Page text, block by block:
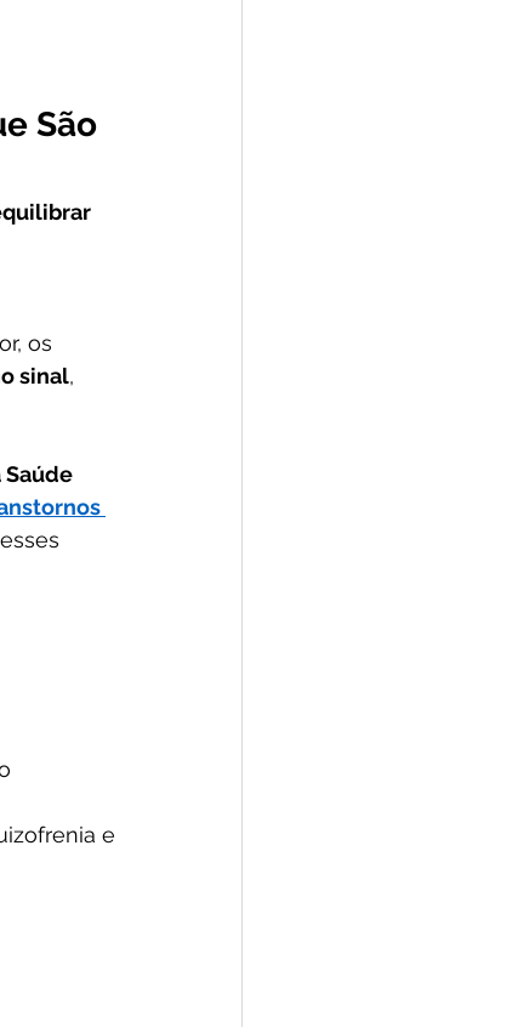
São
os
sinal,
Saúde
e